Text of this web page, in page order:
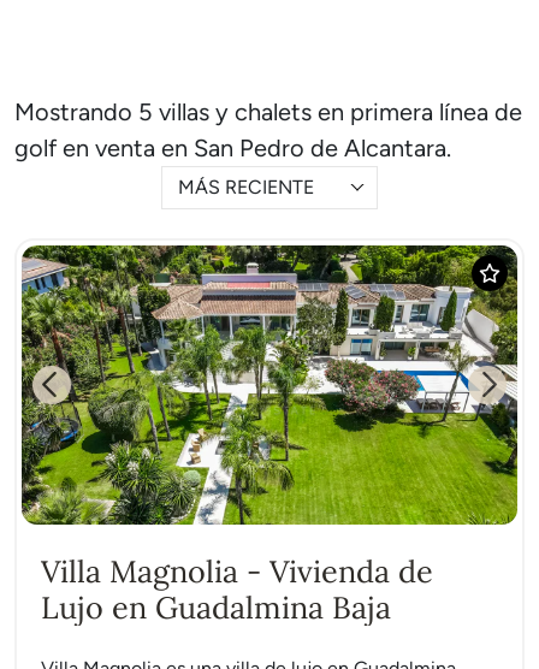
Mostrando 5 villas y chalets en primera línea de
golf en venta en San Pedro de Alcantara.
MÁS RECIENTE
Previous Next
Villa Magnolia - Vivienda de
Lujo en Guadalmina Baja